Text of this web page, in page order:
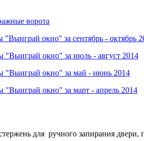
ворота
"Выиграй окно" за сентябрь - октябрь
"Выиграй окно" за июль - август 2014
"Выиграй окно" за май - июнь 2014
"Выиграй окно" за март - апрель 2014
для ручного запирания